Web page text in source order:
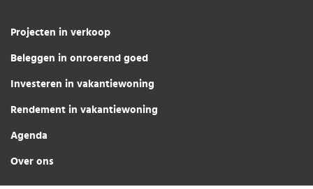
Projecten in verkoop
Beleggen in onroerend goed
Investeren in vakantiewoning
Rendement in vakantiewoning
Agenda
Over ons